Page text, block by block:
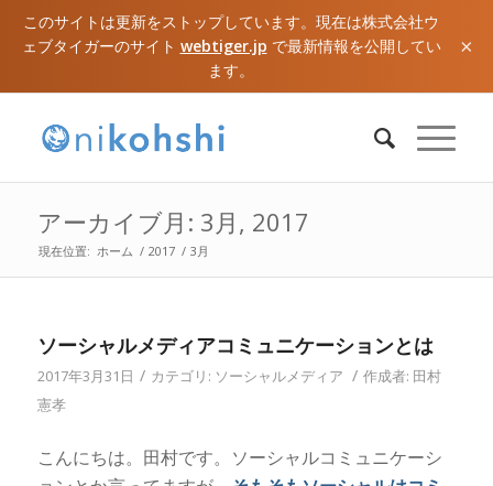
このサイトは更新をストップしています。現在は株式会社ウ
ェブタイガーのサイト webtiger.jp で最新情報を公開してい
ます。
×
アーカイブ月: 3月, 2017
現在位置: ホーム / 2017 / 3月
ソーシャルメディアコミュニケーションとは
2017年3月31日 / カテゴリ: ソーシャルメディア / 作成者: 田村
憲孝
こんにちは。田村です。ソーシャルコミュニケーシ